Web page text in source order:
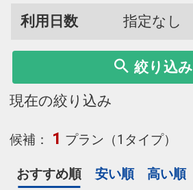
利用日数 指定なし
絞り込み
現在の絞り込み
候補： 1 プラン（1タイプ）
おすすめ順 安い順 高い順